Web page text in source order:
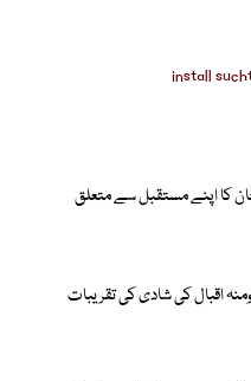
خان کا اپنے مستقبل سے متعلق
اقبال کی شادی کی تقریبات